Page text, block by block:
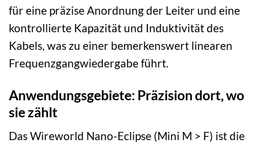
für eine präzise Anordnung der Leiter und eine
kontrollierte Kapazität und Induktivität des
Kabels, was zu einer bemerkenswert linearen
Frequenzgangwiedergabe führt.
Anwendungsgebiete: Präzision dort, wo
sie zählt
Das Wireworld Nano-Eclipse (Mini M > F) ist die